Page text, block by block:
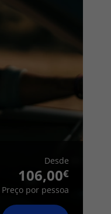
Desde
106,00
Preço por pessoa